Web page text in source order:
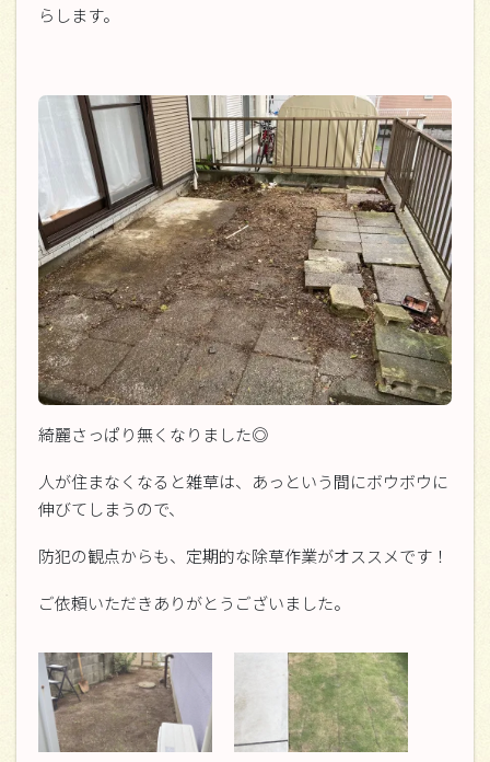
らします。
綺麗さっぱり無くなりました◎
人が住まなくなると雑草は、あっという間にボウボウに
伸びてしまうので、
防犯の観点からも、定期的な除草作業がオススメです！
ご依頼いただきありがとうございました。